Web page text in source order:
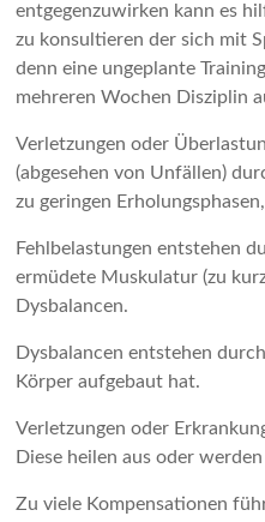
entgegenzuwirken kann es
zu konsultieren der sich mit
denn eine ungeplante
mehreren Wochen Disziplin
Verletzungen oder
(abgesehen von Unfällen)
zu geringen
Fehlbelastungen entstehen
ermüdete Muskulatur (zu
Dysbalancen.
Dysbalancen entstehen
Körper aufgebaut hat.
Verletzungen oder
Diese heilen aus oder
Zu viele Kompensationen